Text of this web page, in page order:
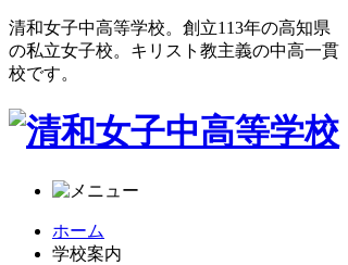
清和女子中高等学校。創立113年の高知県
の私立女子校。キリスト教主義の中高一貫
校です。
ホーム
学校案内